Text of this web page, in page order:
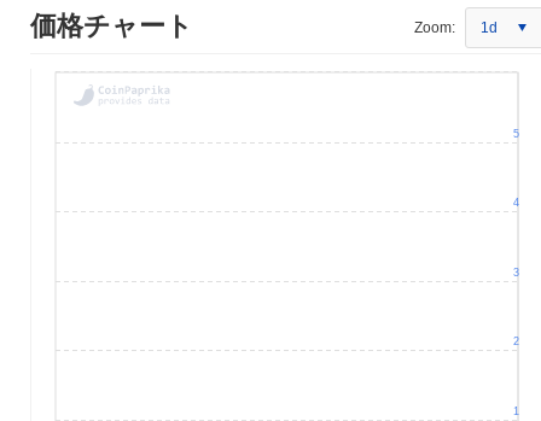
価格チャート Zoom: 1d
1
2
3
4
5